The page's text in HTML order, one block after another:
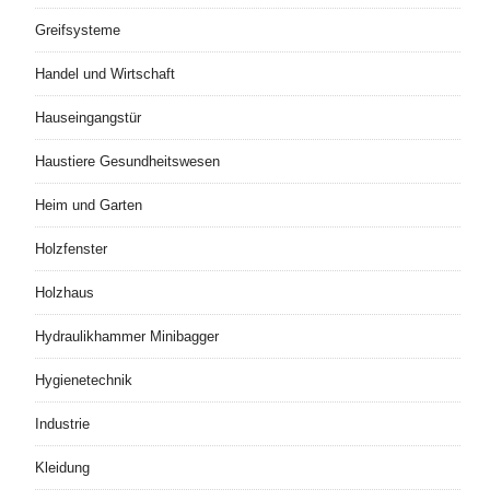
Greifsysteme
Handel und Wirtschaft
Hauseingangstür
Haustiere Gesundheitswesen
Heim und Garten
Holzfenster
Holzhaus
Hydraulikhammer Minibagger
Hygienetechnik
Industrie
Kleidung